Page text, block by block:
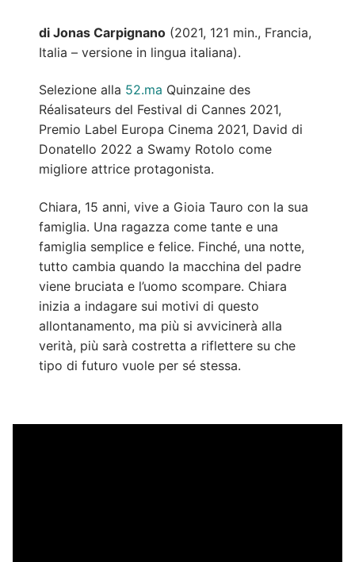
di Jonas Carpignano (2021, 121 min., Francia,
Italia – versione in lingua italiana).
Selezione alla 52.ma Quinzaine des
Réalisateurs del Festival di Cannes 2021,
Premio Label Europa Cinema 2021, David di
Donatello 2022 a Swamy Rotolo come
migliore attrice protagonista.
Chiara, 15 anni, vive a Gioia Tauro con la sua
famiglia. Una ragazza come tante e una
famiglia semplice e felice. Finché, una notte,
tutto cambia quando la macchina del padre
viene bruciata e l’uomo scompare. Chiara
inizia a indagare sui motivi di questo
allontanamento, ma più si avvicinerà alla
verità, più sarà costretta a riflettere su che
tipo di futuro vuole per sé stessa.